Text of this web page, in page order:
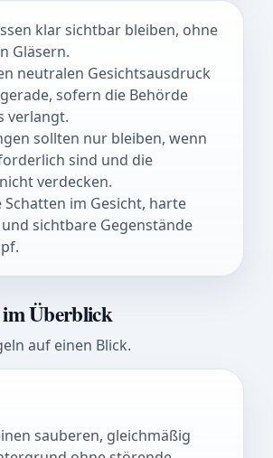
klar sichtbar bleiben, ohne
Gläsern.
neutralen Gesichtsausdruck
sofern die Behörde
verlangt.
sollten nur bleiben, wenn
sind und die
verdecken.
Schatten im Gesicht, harte
sichtbare Gegenstände
Überblick
auf einen Blick.
sauberen, gleichmäßig